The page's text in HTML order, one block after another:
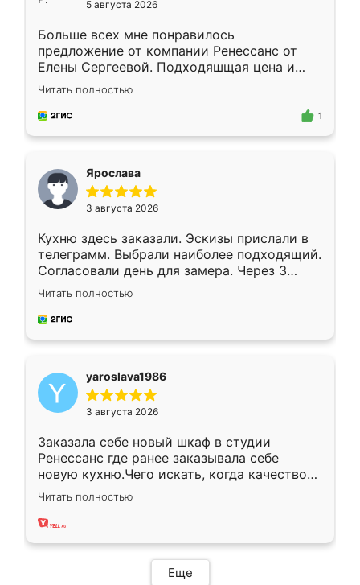
5 августа 2026
Больше всех мне понравилось
предложение от компании Ренессанс от
Елены Сергеевой. Подходяшщая цена и
короткие сроки изготовления. Приехавший
для замера сотрудник Владислав
предложил по моему эскизу самый
Читать полностью
1
Ярослава
3 августа 2026
Кухню здесь заказали. Эскизы прислали в
телеграмм. Выбрали наиболее подходящий.
Согласовали день для замера. Через 3
недели кухня была уже готова. Остались
довольны работой. Спасибо Ренессанс
мебель за качественную работу!
Читать полностью
yaroslava1986
3 августа 2026
Заказала себе новый шкаф в студии
Ренессанс где ранее заказывала себе
новую кухню.Чего искать, когда качеством
вполне довольна. Служит кухня уже почти
два года, нареканий нет.
Читать полностью
Еще